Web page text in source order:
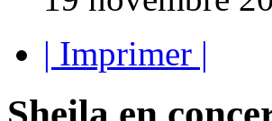
| Imprimer |